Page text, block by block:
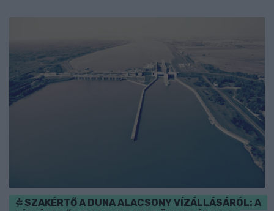
SZAKÉRTŐ A DUNA ALACSONY VÍZÁLLÁSÁRÓL: A